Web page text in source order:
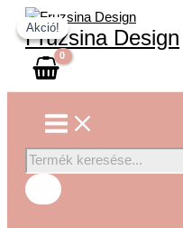
Skip
content
Fruzsina Design
Menu
Products
search
Tök
dekoráció
mennyiség
Akció!
Akció!